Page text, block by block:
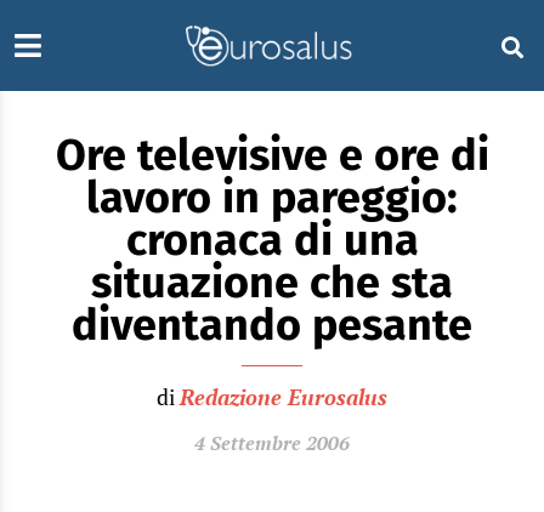
Ore televisive e ore di
lavoro in pareggio:
cronaca di una
situazione che sta
diventando pesante
diRedazione Eurosalus
4 Settembre 2006